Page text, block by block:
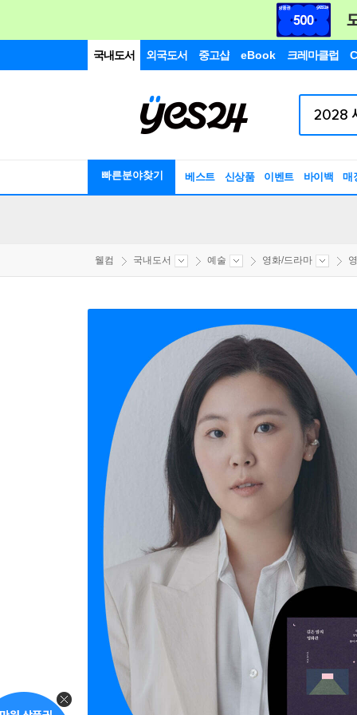
국내도서 외국도서 중고샵 eBook 크레마클럽
빠른분야찾기 베스트 신상품 이벤트 바이백 매
웰컴 국내도서 예술 영화/드라마